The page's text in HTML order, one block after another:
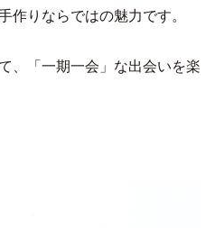
作りならではの魅力です。
、「一期一会」な出会いを楽